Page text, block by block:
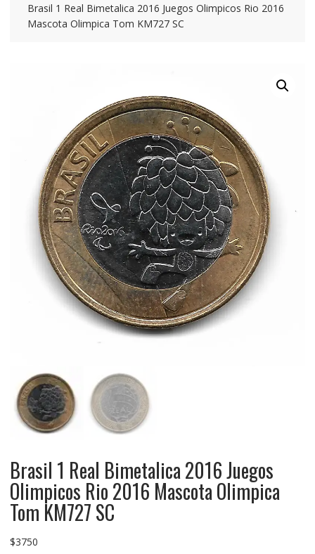
Brasil 1 Real Bimetalica 2016 Juegos Olimpicos Rio 2016
Mascota Olimpica Tom KM727 SC
Brasil 1 Real Bimetalica 2016 Juegos
Olimpicos Rio 2016 Mascota Olimpica
Tom KM727 SC
$3750